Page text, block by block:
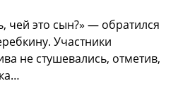
чей это сын?» — обратился
Участники
не стушевались, отметив,